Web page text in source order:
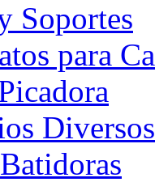
Soportes
para
Diversos